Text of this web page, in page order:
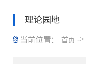
理论园地
当前位置： 首页 ->